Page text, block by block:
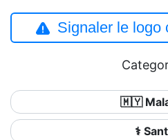
Signaler le logo
🇲🇾
⚕️